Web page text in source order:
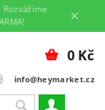
Rozvážíme
info@heymarket.cz
0 Kč